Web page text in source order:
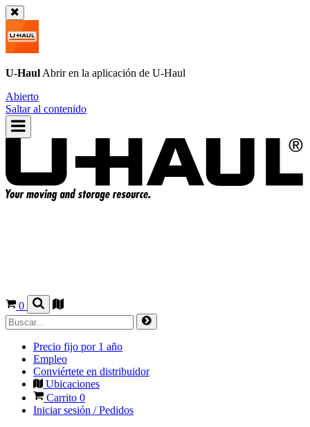
U-Haul Abrir en la aplicación de U-Haul
Abierto
Saltar al contenido
0
Precio fijo por 1 año
Empleo
Conviértete en distribuidor
Ubicaciones
Carrito 0
Iniciar sesión / Pedidos